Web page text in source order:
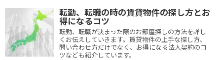
転勤、転職の時の賃貸物件の探し方とお
得になるコツ
転勤、転職が決まった際のお部屋探しの方法を詳し
くお伝えしていきます。賃貸物件の上手な探し方、
問い合わせ方だけでなく、お得になる法人契約のコ
ツなども紹介しています。